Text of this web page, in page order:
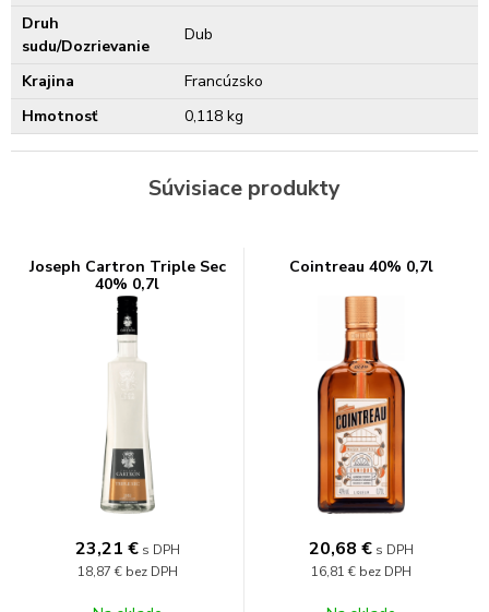
Druh
sudu/Dozrievanie
Dub
Krajina
Francúzsko
Hmotnosť
0,118 kg
Súvisiace produkty
Joseph Cartron Triple Sec
40% 0,7l
23,21 € s DPH
18,87 € bez DPH
Cointreau 40% 0,7l
20,68 € s DPH
16,81 € bez DPH